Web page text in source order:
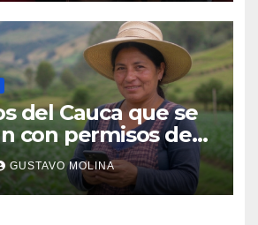
del Cauca que se
con permisos de
de 900 MHz.
digital
GUSTAVO MOLINA